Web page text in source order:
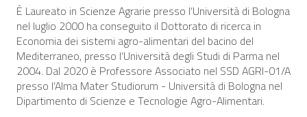
È Laureato in Scienze Agrarie presso l’Università di Bologna
nel luglio 2000 ha conseguito il Dottorato di ricerca in
Economia dei sistemi agro-alimentari del bacino del
Mediterraneo, presso l’Università degli Studi di Parma nel
2004. Dal 2020 è Professore Associato nel SSD AGRI-01/A
presso l’Alma Mater Studiorum - Università di Bologna nel
Dipartimento di Scienze e Tecnologie Agro-Alimentari.